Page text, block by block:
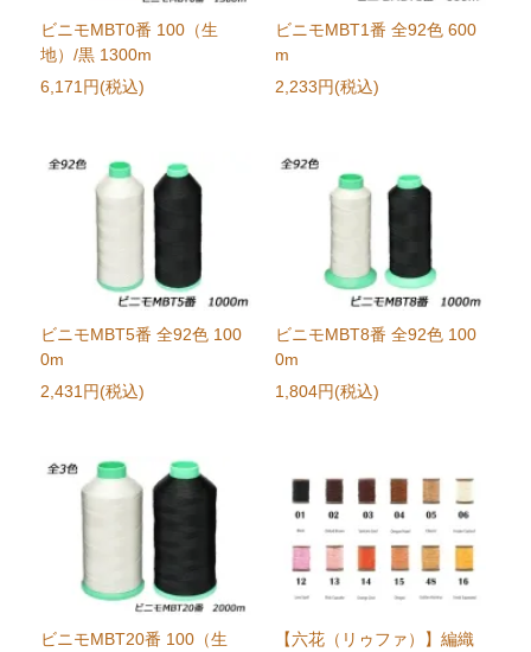
ビニモMBT0番 100（生
地）/黒 1300m
6,171円(税込)
ビニモMBT1番 全92色 600
m
2,233円(税込)
ビニモMBT5番 全92色 100
0m
2,431円(税込)
ビニモMBT8番 全92色 100
0m
1,804円(税込)
ビニモMBT20番 100（生
【六花（リゥファ）】編織